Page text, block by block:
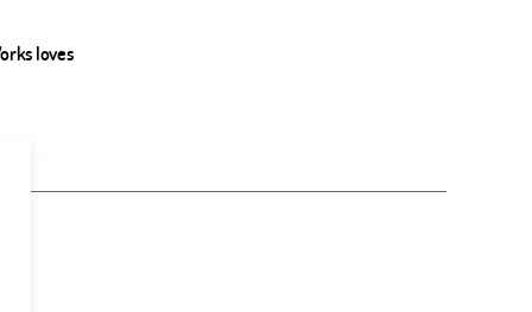
loves